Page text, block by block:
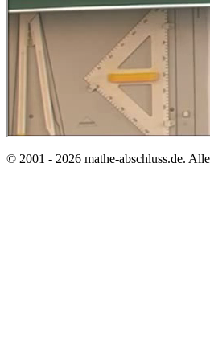
© 2001 - 2026 mathe-abschluss.de.